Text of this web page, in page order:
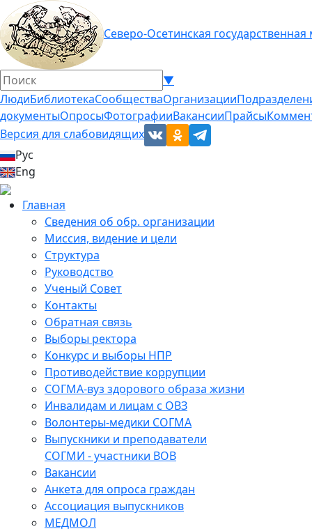
Северо-Осетинская
▼
ЛюдиБиблиотекаСообществаОрганизации
документыОпросыФотографииВакансииПрайсы
Версия для слабовидящих
Рус
Eng
Главная
Сведения об обр. организации
Миссия, видение и цели
Структура
Руководство
Ученый Совет
Контакты
Обратная связь
Выборы ректора
Конкурс и выборы НПР
Противодействие коррупции
СОГМА-вуз здорового образа жизни
Инвалидам и лицам с ОВЗ
Волонтеры-медики СОГМА
Выпускники и преподаватели
СОГМИ - участники ВОВ
Вакансии
Анкета для опроса граждан
Ассоциация выпускников
МЕДМОЛ